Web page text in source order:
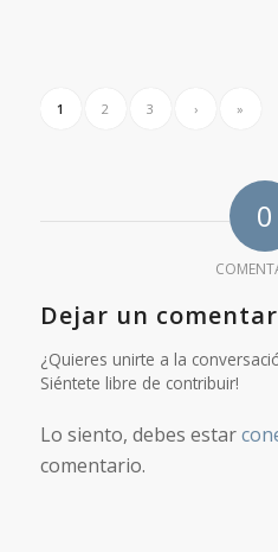
1 2 3 › »
0
Dejar un
¿Quieres unirte a la
Siéntete libre de contribuir!
Lo siento, debes estar
comentario.